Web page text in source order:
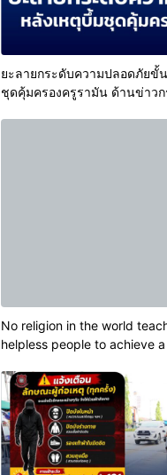
ยะลายกระดับความปลอดภัยขั้
ชุดคุ้มครองครูรามัน ด้านข่าวก
No religion in the world
helpless people to achieve